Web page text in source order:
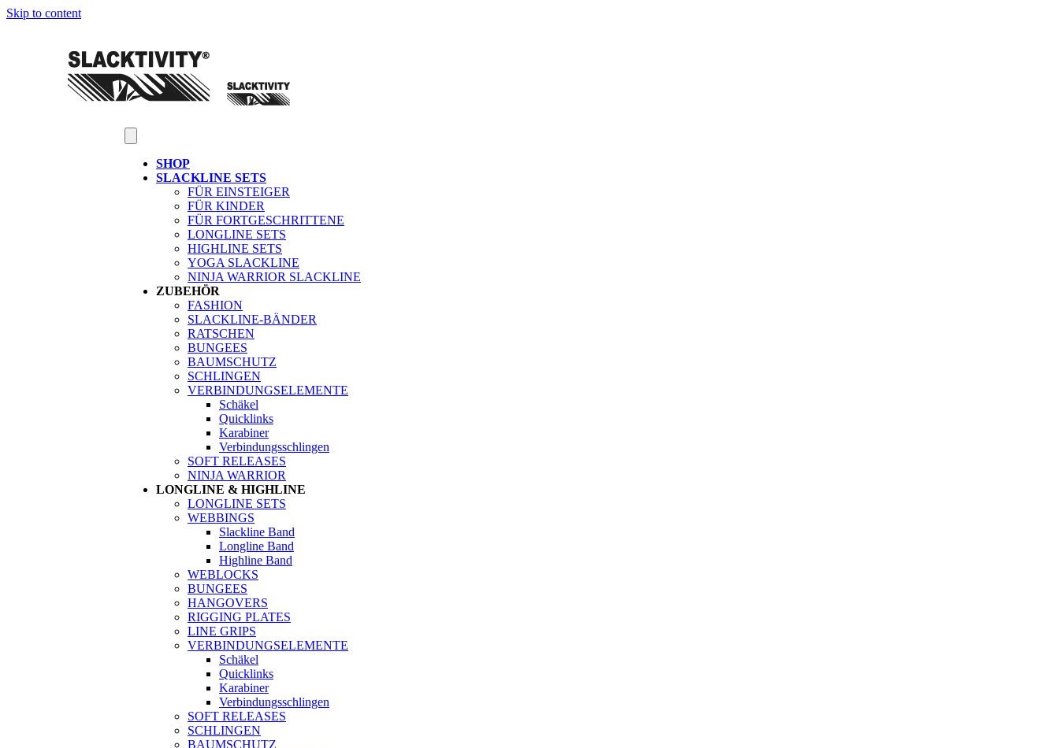
Skip to content
SHOP
SLACKLINE SETS
FÜR EINSTEIGER
FÜR KINDER
FÜR FORTGESCHRITTENE
LONGLINE SETS
HIGHLINE SETS
YOGA SLACKLINE
NINJA WARRIOR SLACKLINE
ZUBEHÖR
FASHION
SLACKLINE-BÄNDER
RATSCHEN
BUNGEES
BAUMSCHUTZ
SCHLINGEN
VERBINDUNGSELEMENTE
Schäkel
Quicklinks
Karabiner
Verbindungsschlingen
SOFT RELEASES
NINJA WARRIOR
LONGLINE & HIGHLINE
LONGLINE SETS
WEBBINGS
Slackline Band
Longline Band
Highline Band
WEBLOCKS
BUNGEES
HANGOVERS
RIGGING PLATES
LINE GRIPS
VERBINDUNGSELEMENTE
Schäkel
Quicklinks
Karabiner
Verbindungsschlingen
SOFT RELEASES
SCHLINGEN
BAUMSCHUTZ